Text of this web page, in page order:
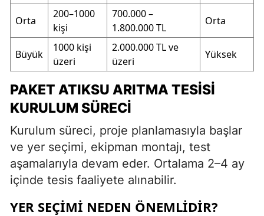
Orta
200–1000
kişi
700.000 –
1.800.000 TL
Orta
Büyük
1000 kişi
üzeri
2.000.000 TL ve
üzeri
Yüksek
PAKET ATIKSU ARITMA TESISI
KURULUM SÜRECI
Kurulum süreci, proje planlamasıyla başlar
ve yer seçimi, ekipman montajı, test
aşamalarıyla devam eder. Ortalama 2–4 ay
içinde tesis faaliyete alınabilir.
YER SEÇIMI NEDEN ÖNEMLIDIR?